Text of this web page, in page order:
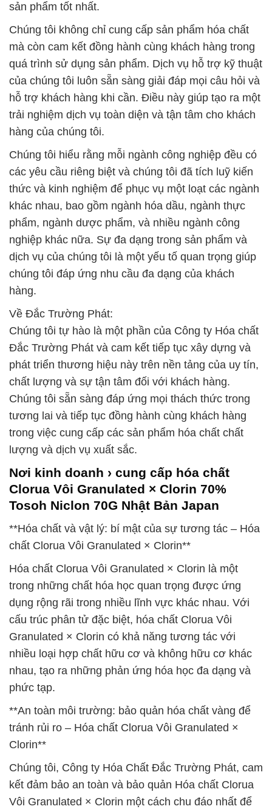
sản phẩm tốt nhất.
Chúng tôi không chỉ cung cấp sản phẩm hóa chất
mà còn cam kết đồng hành cùng khách hàng trong
quá trình sử dụng sản phẩm. Dịch vụ hỗ trợ kỹ thuật
của chúng tôi luôn sẵn sàng giải đáp mọi câu hỏi và
hỗ trợ khách hàng khi cần. Điều này giúp tạo ra một
trải nghiệm dịch vụ toàn diện và tận tâm cho khách
hàng của chúng tôi.
Chúng tôi hiểu rằng mỗi ngành công nghiệp đều có
các yêu cầu riêng biệt và chúng tôi đã tích luỹ kiến
thức và kinh nghiệm để phục vụ một loạt các ngành
khác nhau, bao gồm ngành hóa dầu, ngành thực
phẩm, ngành dược phẩm, và nhiều ngành công
nghiệp khác nữa. Sự đa dạng trong sản phẩm và
dịch vụ của chúng tôi là một yếu tố quan trọng giúp
chúng tôi đáp ứng nhu cầu đa dạng của khách
hàng.
Về Đắc Trường Phát:
Chúng tôi tự hào là một phần của Công ty Hóa chất
Đắc Trường Phát và cam kết tiếp tục xây dựng và
phát triển thương hiệu này trên nền tảng của uy tín,
chất lượng và sự tận tâm đối với khách hàng.
Chúng tôi sẵn sàng đáp ứng mọi thách thức trong
tương lai và tiếp tục đồng hành cùng khách hàng
trong việc cung cấp các sản phẩm hóa chất chất
lượng và dịch vụ xuất sắc.
Nơi kinh doanh › cung cấp hóa chất
Clorua Vôi Granulated × Clorin 70%
Tosoh Niclon 70G Nhật Bản Japan
**Hóa chất và vật lý: bí mật của sự tương tác – Hóa
chất Clorua Vôi Granulated × Clorin**
Hóa chất Clorua Vôi Granulated × Clorin là một
trong những chất hóa học quan trọng được ứng
dụng rộng rãi trong nhiều lĩnh vực khác nhau. Với
cấu trúc phân tử đặc biệt, hóa chất Clorua Vôi
Granulated × Clorin có khả năng tương tác với
nhiều loại hợp chất hữu cơ và không hữu cơ khác
nhau, tạo ra những phản ứng hóa học đa dạng và
phức tạp.
**An toàn môi trường: bảo quản hóa chất vàng để
tránh rủi ro – Hóa chất Clorua Vôi Granulated ×
Clorin**
Chúng tôi, Công ty Hóa Chất Đắc Trường Phát, cam
kết đảm bảo an toàn và bảo quản Hóa chất Clorua
Vôi Granulated × Clorin một cách chu đáo nhất để